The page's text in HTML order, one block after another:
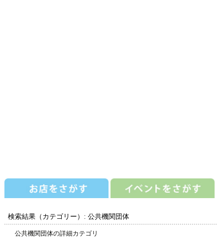
検索結果（カテゴリー）: 公共機関団体
公共機関団体の詳細カテゴリ